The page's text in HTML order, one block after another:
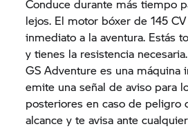
Conduce durante más tiempo
lejos. El motor bóxer de 145
inmediato a la aventura. Estás
y tienes la resistencia
GS Adventure es una máquina
emite una señal de aviso para
posteriores en caso de peligro
alcance y te avisa ante